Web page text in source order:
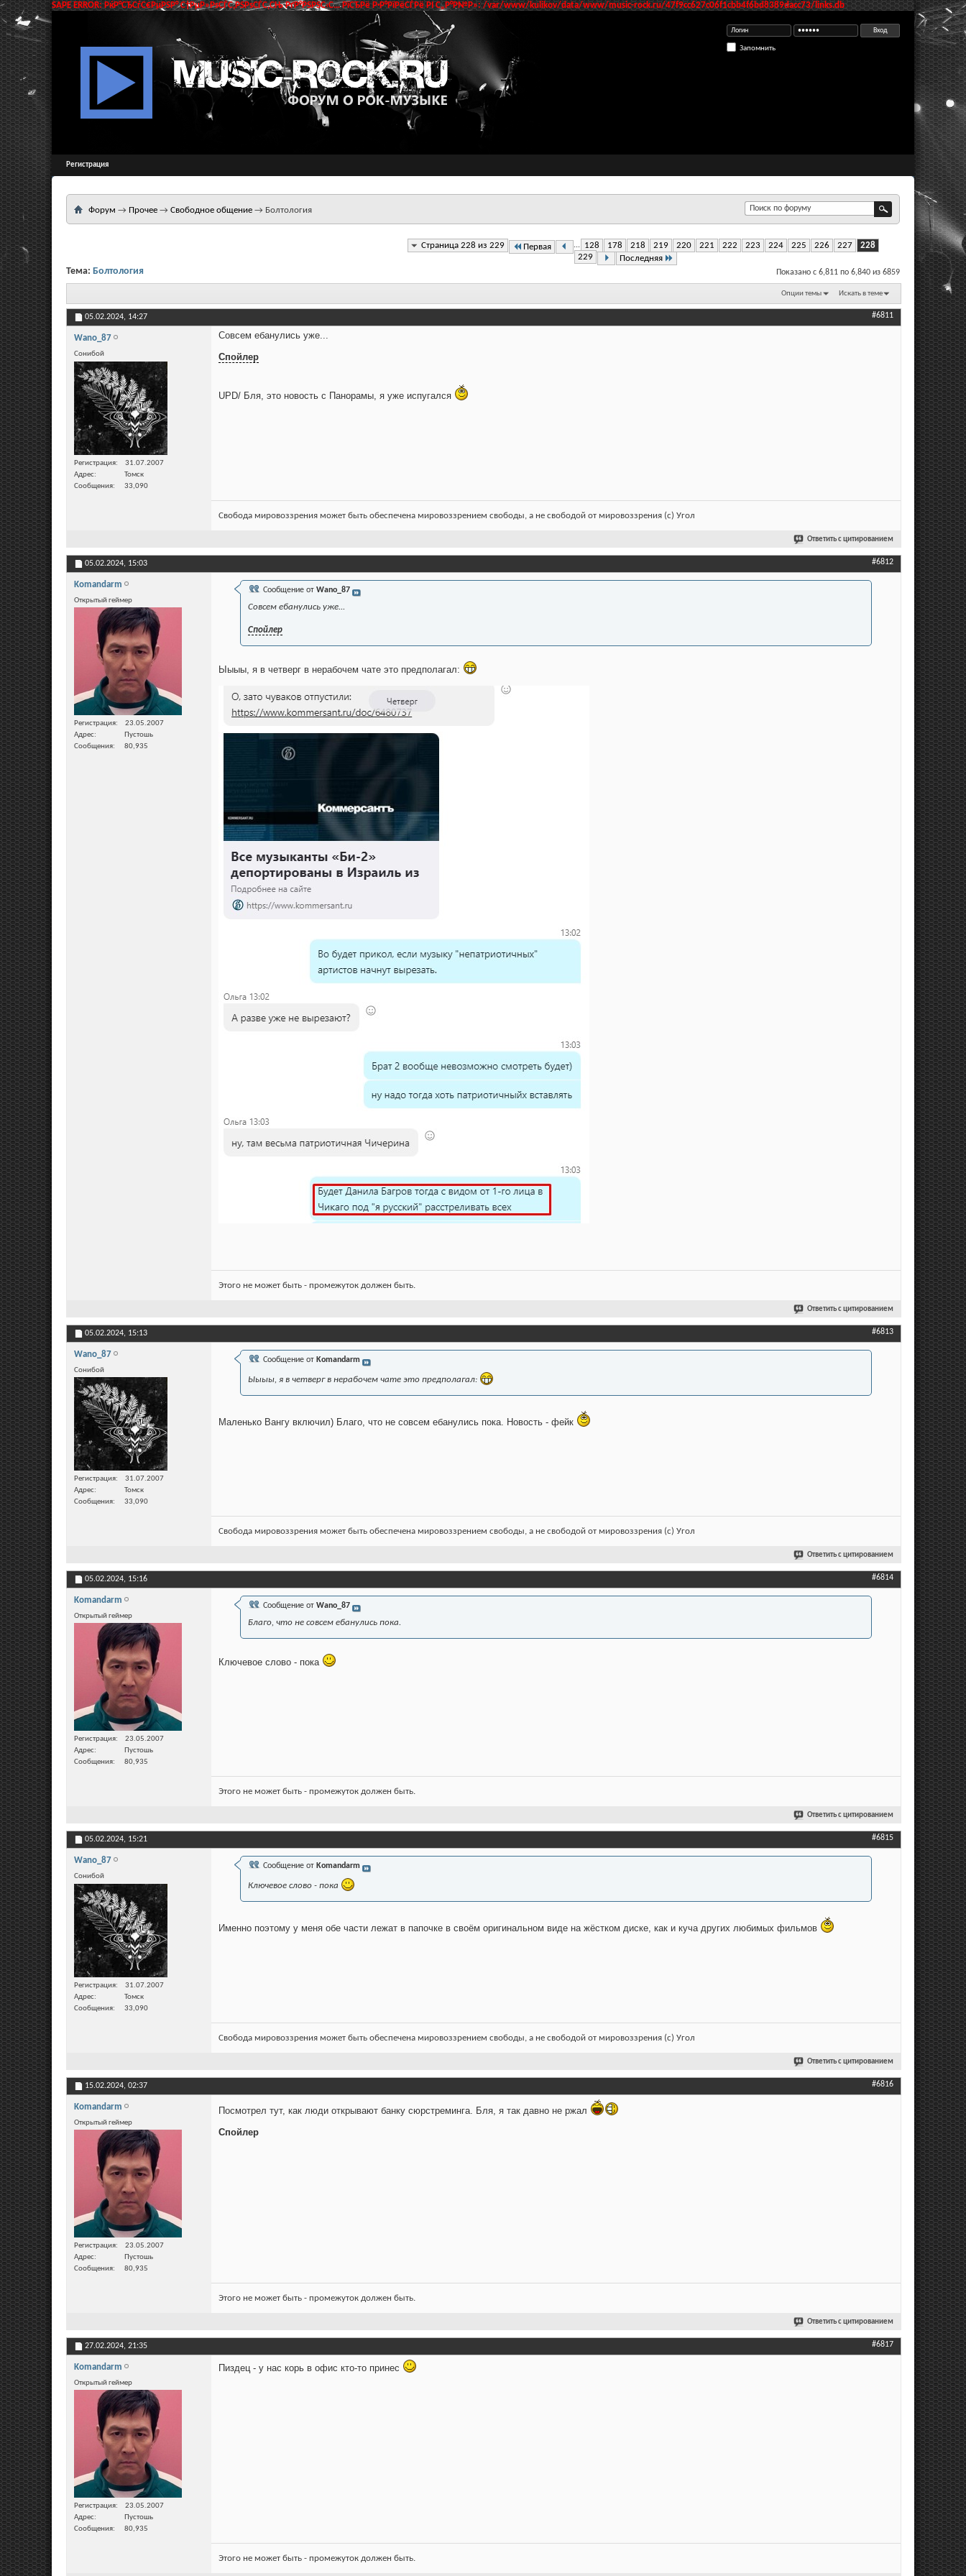
SAPE ERROR: РќР°СЂСѓС€РµРЅР° С†РµР»РѕСЃС‚РЅРѕСЃС‚СЊ РґР°РЅРЅС‹С… РїСЂРё Р·Р°РїРёСЃРё РІ С„Р°Р№Р»: /var/www/kulikov/data/www/music-rock.ru/47f9cc627c06f1cbb4f6bd8389dacc73/links.db
Запомнить
Регистрация
Форум → Прочее → Свободное общение → Болтология
Страница 228 из 229 Первая ... 128 178 218 219 220 221 222 223 224 225 226 227
228
229
Последняя
Показано с 6,811 по 6,840 из 6859
Тема: Болтология
Опции темы Искать в теме
05.02.2024, 14:27 #6811
Wano_87
Сонибой
Регистрация
31.07.2007
Адрес
Томск
Сообщения
33,090
Совсем ебанулись уже...
Спойлер
UPD/ Бля, это новость с Панорамы, я уже испугался
Свобода мировоззрения может быть обеспечена мировоззрением свободы, а не свободой от мировоззрения (с) Угол
Ответить с цитированием
05.02.2024, 15:03 #6812
Komandarm
Открытый геймер
Регистрация
23.05.2007
Адрес
Пустошь
Сообщения
80,935
Сообщение от Wano_87
Совсем ебанулись уже...
Спойлер
Ыыыы, я в четверг в нерабочем чате это предполагал:
Этого не может быть - промежуток должен быть.
Ответить с цитированием
05.02.2024, 15:13 #6813
Wano_87
Сонибой
Регистрация
31.07.2007
Адрес
Томск
Сообщения
33,090
Сообщение от Komandarm
Ыыыы, я в четверг в нерабочем чате это предполагал:
Маленько Вангу включил) Благо, что не совсем ебанулись пока. Новость - фейк
Свобода мировоззрения может быть обеспечена мировоззрением свободы, а не свободой от мировоззрения (с) Угол
Ответить с цитированием
05.02.2024, 15:16 #6814
Komandarm
Открытый геймер
Регистрация
23.05.2007
Адрес
Пустошь
Сообщения
80,935
Сообщение от Wano_87
Благо, что не совсем ебанулись пока.
Ключевое слово - пока
Этого не может быть - промежуток должен быть.
Ответить с цитированием
05.02.2024, 15:21 #6815
Wano_87
Сонибой
Регистрация
31.07.2007
Адрес
Томск
Сообщения
33,090
Сообщение от Komandarm
Ключевое слово - пока
Именно поэтому у меня обе части лежат в папочке в своём оригинальном виде на жёстком диске, как и куча других любимых фильмов
Свобода мировоззрения может быть обеспечена мировоззрением свободы, а не свободой от мировоззрения (с) Угол
Ответить с цитированием
15.02.2024, 02:37 #6816
Komandarm
Открытый геймер
Регистрация
23.05.2007
Адрес
Пустошь
Сообщения
80,935
Посмотрел тут, как люди открывают банку сюрстреминга. Бля, я так давно не ржал
Спойлер
Этого не может быть - промежуток должен быть.
Ответить с цитированием
27.02.2024, 21:35 #6817
Komandarm
Открытый геймер
Регистрация
23.05.2007
Адрес
Пустошь
Сообщения
80,935
Пиздец - у нас корь в офис кто-то принес
Этого не может быть - промежуток должен быть.